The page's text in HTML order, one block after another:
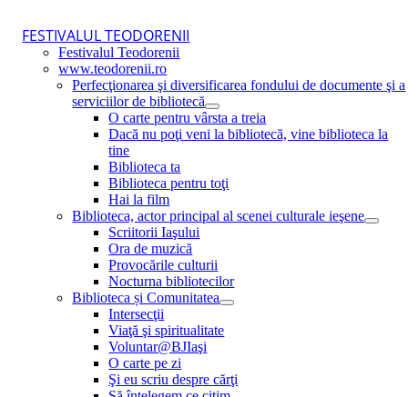
FESTIVALUL TEODORENII
Festivalul Teodorenii
www.teodorenii.ro
Perfecţionarea şi diversificarea fondului de documente şi a
serviciilor de bibliotecă
O carte pentru vârsta a treia
Dacă nu poţi veni la bibliotecă, vine biblioteca la
tine
Biblioteca ta
Biblioteca pentru toţi
Hai la film
Biblioteca, actor principal al scenei culturale ieşene
Scriitorii Iaşului
Ora de muzică
Provocările culturii
Nocturna bibliotecilor
Biblioteca și Comunitatea
Intersecţii
Viaţă şi spiritualitate
Voluntar@BJIaşi
O carte pe zi
Şi eu scriu despre cărţi